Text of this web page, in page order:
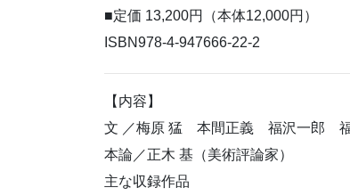
■定価 13,200円（本体12,000円）
ISBN978-4-947666-22-2
【内容】
文 ／梅原 猛 本間正義 福沢一郎
本論／正木 基（美術評論家）
主な収録作品